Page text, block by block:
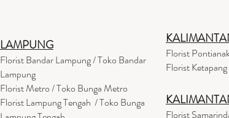
LAMPUNG
Florist Bandar Lampung / Toko Bandar
Lampung
Florist Metro / Toko Bunga Metro
Florist Lampung Tengah / Toko Bunga
Florist
Florist
Florist